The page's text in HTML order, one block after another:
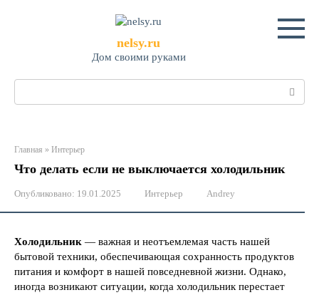
nelsy.ru
Дом своими руками
Главная » Интерьер
Что делать если не выключается холодильник
Опубликовано: 19.01.2025 Интерьер Andrey
Холодильник — важная и неотъемлемая часть нашей
бытовой техники, обеспечивающая сохранность продуктов
питания и комфорт в нашей повседневной жизни. Однако,
иногда возникают ситуации, когда холодильник перестает